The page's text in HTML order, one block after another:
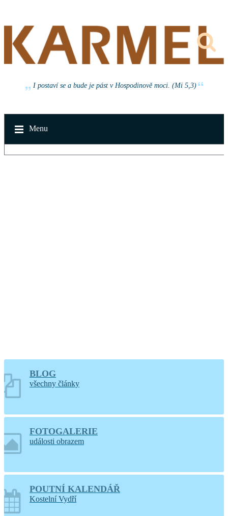
I postaví se a bude je pást v Hospodinově moci. (Mi 5,3)
Menu
BLOG
všechny články
FOTOGALERIE
události obrazem
POUTNÍ KALENDÁŘ
Kostelní Vydří